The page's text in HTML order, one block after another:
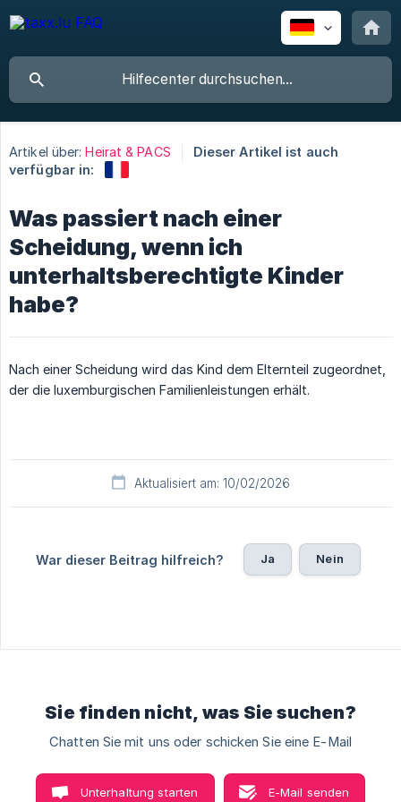
Artikel über: Heirat & PACS
Dieser Artikel ist auch
verfügbar in:
Was passiert nach einer
Scheidung, wenn ich
unterhaltsberechtigte Kinder
habe?
Nach einer Scheidung wird das Kind dem Elternteil zugeordnet,
der die luxemburgischen Familienleistungen erhält.
Aktualisiert am: 10/02/2026
War dieser Beitrag hilfreich? Ja Nein
Sie finden nicht, was Sie suchen?
Chatten Sie mit uns oder schicken Sie eine E-Mail
Unterhaltung starten E-Mail senden